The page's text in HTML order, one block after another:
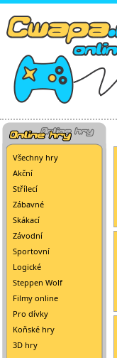
Všechny hry
Akční
Střílecí
Zábavné
Skákací
Závodní
Sportovní
Logické
Steppen Wolf
Filmy online
Pro dívky
Koňské hry
3D hry